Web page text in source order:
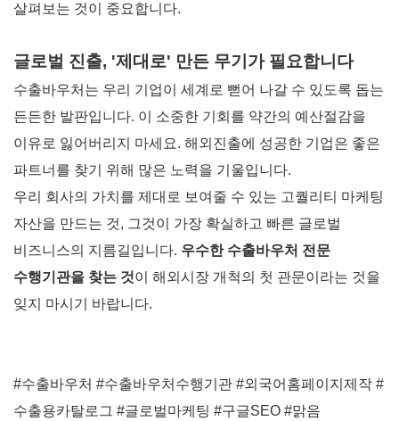
살펴보는 것이 중요합니다.
글로벌 진출, '제대로' 만든 무기가 필요합니다
수출바우처는 우리 기업이 세계로 뻗어 나갈 수 있도록 돕는
든든한 발판입니다. 이 소중한 기회를 약간의 예산절감을
이유로 잃어버리지 마세요. 해외진출에 성공한 기업은 좋은
파트너를 찾기 위해 많은 노력을 기울입니다.
우리 회사의 가치를 제대로 보여줄 수 있는 고퀄리티 마케팅
자산을 만드는 것, 그것이 가장 확실하고 빠른 글로벌
비즈니스의 지름길입니다. 우수한 수출바우처 전문
수행기관을 찾는 것이 해외시장 개척의 첫 관문이라는 것을
잊지 마시기 바랍니다.
#수출바우처 #수출바우처수행기관 #외국어홈페이지제작 #
수출용카탈로그 #글로벌마케팅 #구글SEO #맑음